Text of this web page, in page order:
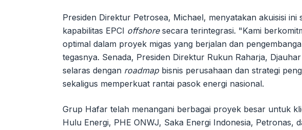
Presiden Direktur Petrosea, Michael, menyatakan akuisisi ini
kapabilitas EPCI offshoresecara terintegrasi. "Kami
optimal dalam proyek migas yang berjalan dan
tegasnya. Senada, Presiden Direktur Rukun Raharja,
selaras dengan roadmapbisnis perusahaan dan strategi
sekaligus memperkuat rantai pasok energi nasional.
Grup Hafar telah menangani berbagai proyek besar untuk
Hulu Energi, PHE ONWJ, Saka Energi Indonesia, Petronas,